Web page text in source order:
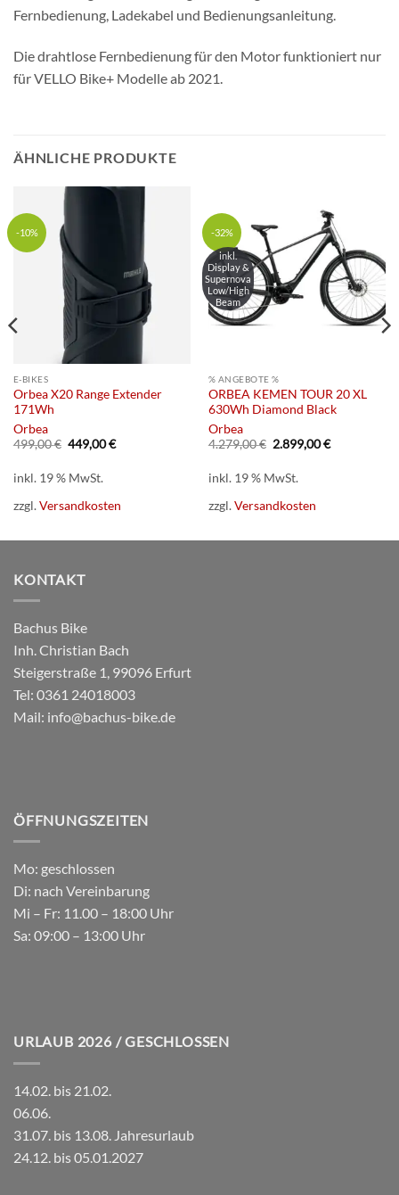
Fernbedienung, Ladekabel und Bedienungsanleitung.
Die drahtlose Fernbedienung für den Motor funktioniert nur
für VELLO Bike+ Modelle ab 2021.
ÄHNLICHE PRODUKTE
-10%
E-BIKES
Orbea X20 Range Extender
171Wh
Orbea
499,00€ Ursprünglicher
Preis
499,00 €
449,00€Aktueller
inkl. 19 % MwSt.
zzgl.Versandkosten
-32%
inkl.
Display &
Supernova
Low/High
Beam
% ANGEBOTE %
ORBEA KEMEN TOUR 20 XL
630Wh Diamond Black
Orbea
4.279,00€ Ursprünglicher
4.279,00 €
2.899,00€Aktueller
inkl. 19 % MwSt.
zzgl.Versandkosten
KONTAKT
Bachus Bike
Inh. Christian Bach
Steigerstraße 1, 99096 Erfurt
Tel: 0361 24018003
Mail: info@bachus-bike.de
ÖFFNUNGSZEITEN
Mo: geschlossen
Di: nach Vereinbarung
Mi – Fr: 11.00 – 18:00 Uhr
Sa: 09:00 – 13:00 Uhr
URLAUB 2026 / GESCHLOSSEN
14.02. bis 21.02.
06.06.
31.07. bis 13.08. Jahresurlaub
24.12. bis 05.01.2027